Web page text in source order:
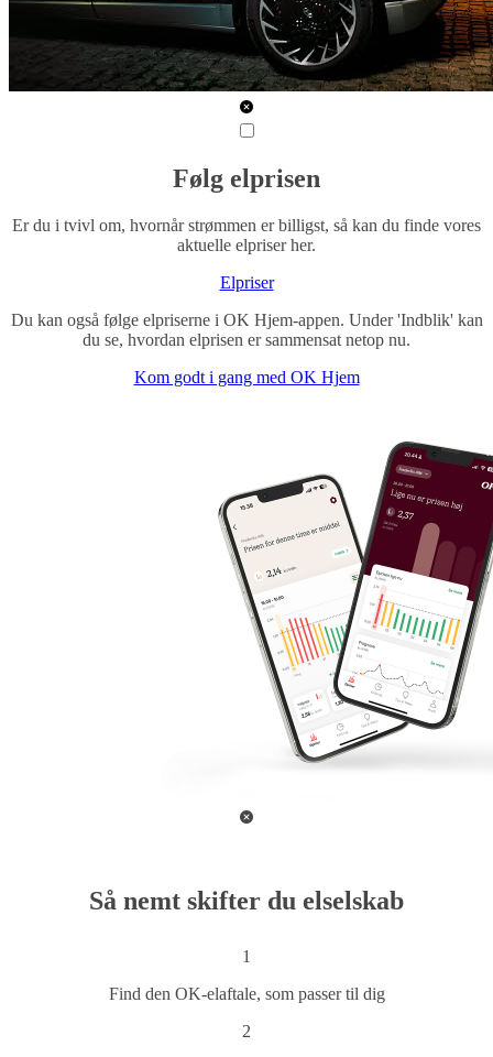
Følg elprisen
Er du i tvivl om, hvornår strømmen er billigst, så kan du finde vores
aktuelle elpriser her.
Elpriser
Du kan også følge elpriserne i OK Hjem-appen. Under 'Indblik' kan
du se, hvordan elprisen er sammensat netop nu.
Kom godt i gang med OK Hjem
Så nemt skifter du elselskab
1
Find den OK-elaftale, som passer til dig
2